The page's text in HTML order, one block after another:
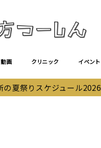
動画 クリニック イベント
の夏祭りスケジュール2026